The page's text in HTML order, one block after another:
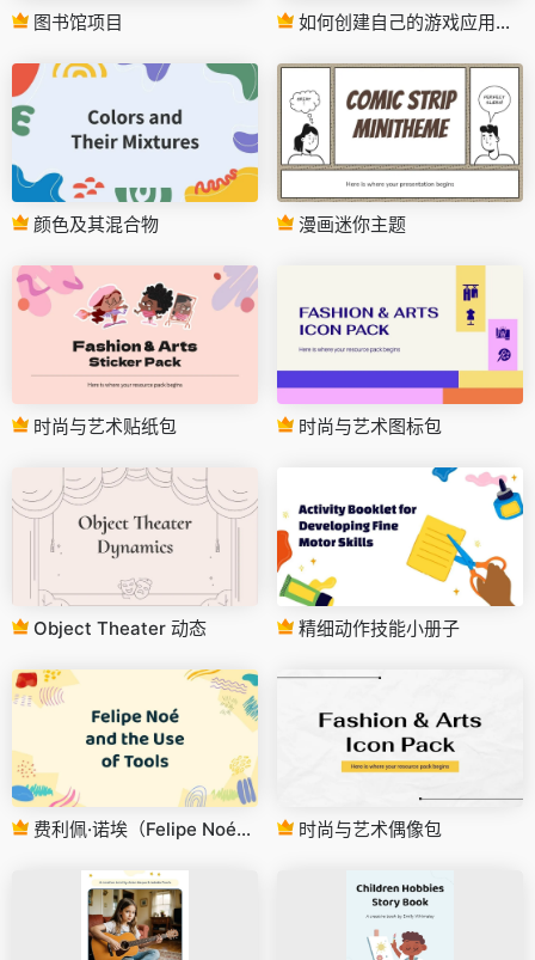
图书馆项目 如何创建自己的游戏应用程序
颜色及其混合物 漫画迷你主题
时尚与艺术贴纸包 时尚与艺术图标包
Object Theater 动态 精细动作技能小册子
费利佩·诺埃（Felipe Noé）和工具的使用 时尚与艺术偶像包